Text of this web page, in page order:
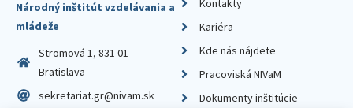
Národný inštitút vzdelávania a
mládeže
Stromová 1, 831 01
Bratislava
sekretariat.gr@nivam.sk
Kontakty
Kariéra
Kde nás nájdete
Pracoviská NIVaM
Dokumenty inštitúcie